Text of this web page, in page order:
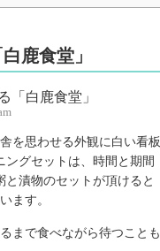
鹿食堂」
を思わせる外観に白い看板
グセットは、時間と期間
漬物のセットが頂けると
ます。
まで食べながら待つことも